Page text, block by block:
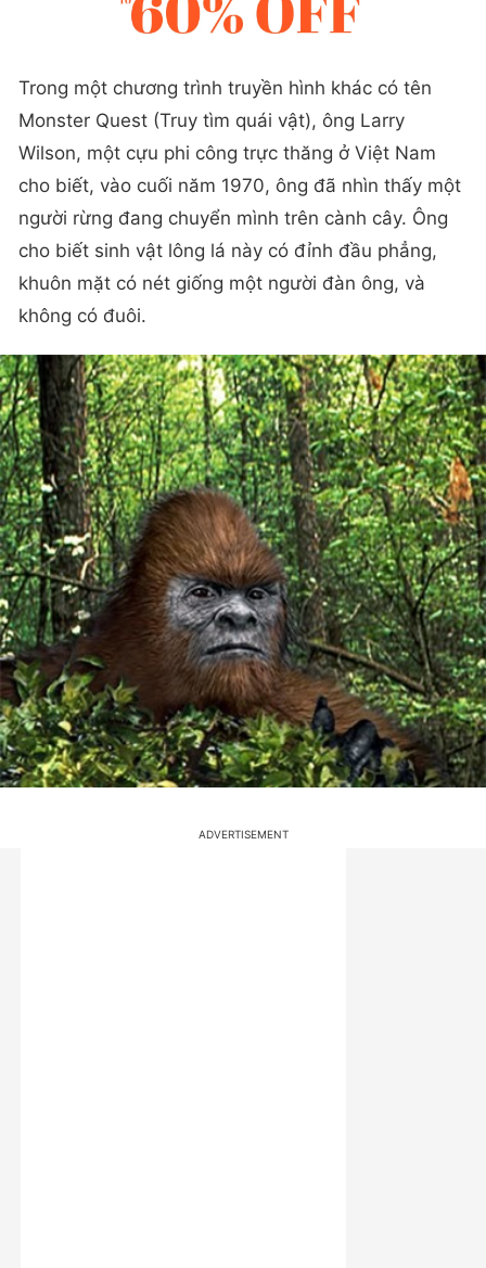
Trong một chương trình truyền hình khác có tên
Monster Quest (Truy tìm quái vật), ông Larry
Wilson, một cựu phi công trực thăng ở Việt Nam
cho biết, vào cuối năm 1970, ông đã nhìn thấy một
người rừng đang chuyển mình trên cành cây. Ông
cho biết sinh vật lông lá này có đỉnh đầu phẳng,
khuôn mặt có nét giống một người đàn ông, và
không có đuôi.